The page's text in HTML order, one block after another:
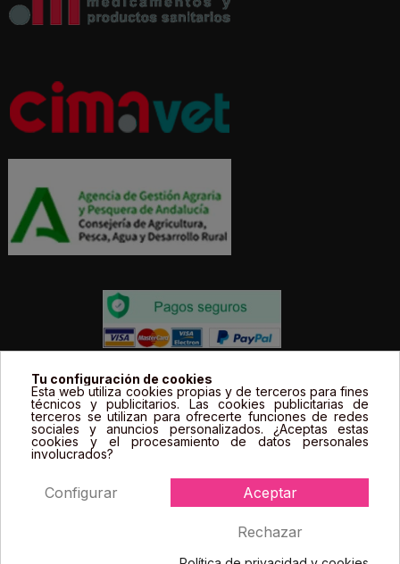
Todos los precios estás expresados en Euros e
incluyen el IVA. | Todas las marcas, logotipos y fotos de
productos son propiedad legal de sus propietarios y
sólo se muestran a título informativo.
Tu configuración de cookies
Esta web utiliza cookies propias y de terceros para fines
técnicos y publicitarios. Las cookies publicitarias de
terceros se utilizan para ofrecerte funciones de redes
sociales y anuncios personalizados. ¿Aceptas estas
cookies y el procesamiento de datos personales
involucrados?
Aceptar
Rechazar
Configurar